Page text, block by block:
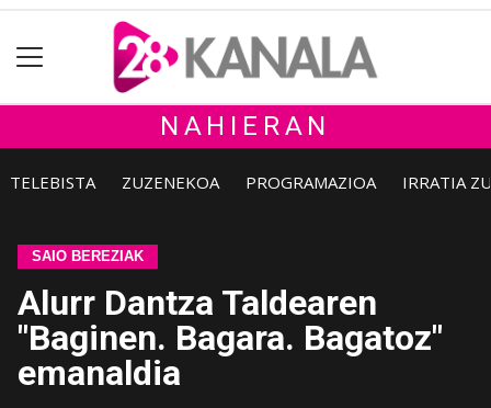
NAHIERAN
TELEBISTA ZUZENEKOA PROGRAMAZIOA IRRATIA
SAIO BEREZIAK
Alurr Dantza Taldearen
"Baginen. Bagara. Bagatoz"
emanaldia